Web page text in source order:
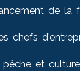
de la
chefs
et